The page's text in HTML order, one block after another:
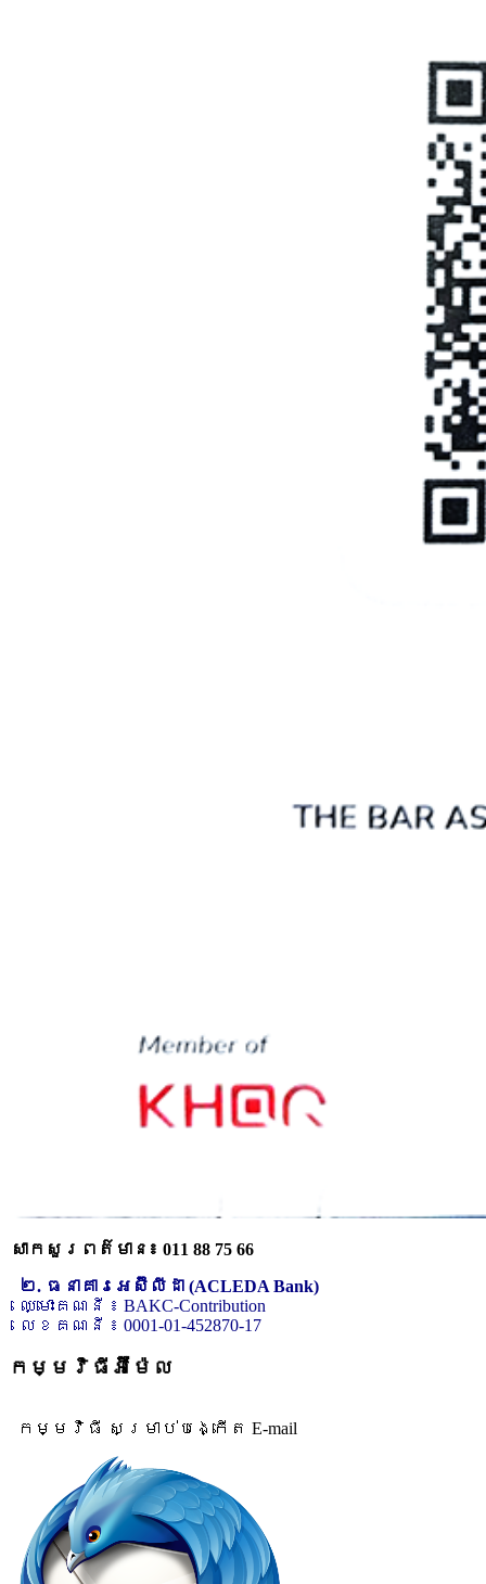
សាកសួរពត៌មាន៖ 011 88 75 66
២. ធនាគារអេស៊ីលីដា (ACLEDA Bank)
ឈ្មោះគណនី ៖ BAKC-Contribution
លេខគណនី ៖ 0001-01-452870-17
កម្មវិធីអ៊ីម៉ែល
កម្មវិធី សម្រាប់បង្កើត E-mail